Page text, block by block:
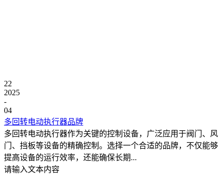
22
2025
-
04
多回转电动执行器品牌
多回转电动执行器作为关键的控制设备，广泛应用于阀门、风
门、挡板等设备的精确控制。选择一个合适的品牌，不仅能够
提高设备的运行效率，还能确保长期...
请输入文本内容